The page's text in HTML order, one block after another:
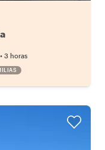
• 3 horas